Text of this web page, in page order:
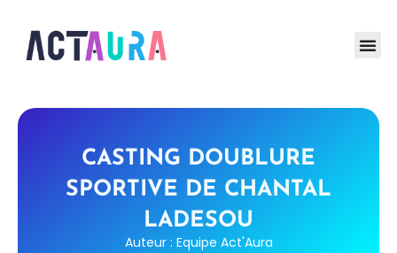
CASTING DOUBLURE
SPORTIVE DE CHANTAL
LADESOU
Auteur : Equipe Act'Aura